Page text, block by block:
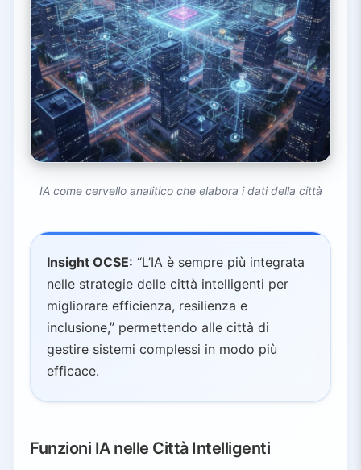
IA come cervello analitico che elabora i dati della città
Insight OCSE: “L’IA è sempre più integrata
nelle strategie delle città intelligenti per
migliorare efficienza, resilienza e
inclusione,” permettendo alle città di
gestire sistemi complessi in modo più
efficace.
Funzioni IA nelle Città Intelligenti